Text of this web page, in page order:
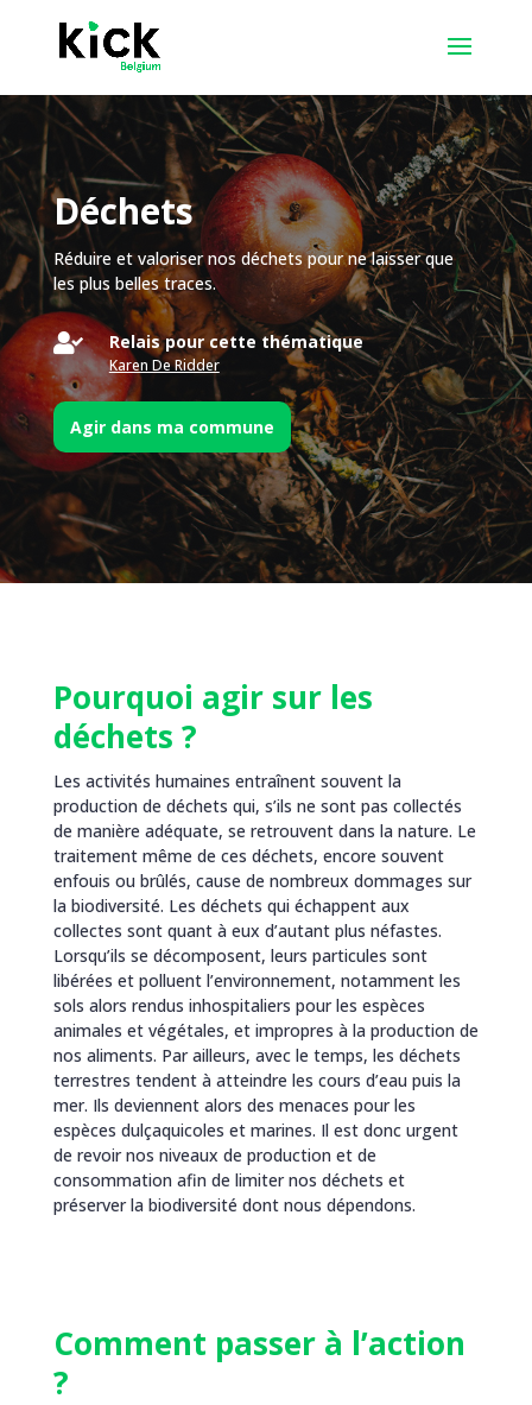
Déchets
Réduire et valoriser nos déchets pour ne laisser que
les plus belles traces.
 Relais pour cette thématique
Karen De Ridder
Agir dans ma commune
Pourquoi agir sur les
déchets ?
Les activités humaines entraînent souvent la
production de déchets qui, s’ils ne sont pas collectés
de manière adéquate, se retrouvent dans la nature. Le
traitement même de ces déchets, encore souvent
enfouis ou brûlés, cause de nombreux dommages sur
la biodiversité. Les déchets qui échappent aux
collectes sont quant à eux d’autant plus néfastes.
Lorsqu’ils se décomposent, leurs particules sont
libérées et polluent l’environnement, notamment les
sols alors rendus inhospitaliers pour les espèces
animales et végétales, et impropres à la production de
nos aliments. Par ailleurs, avec le temps, les déchets
terrestres tendent à atteindre les cours d’eau puis la
mer. Ils deviennent alors des menaces pour les
espèces dulçaquicoles et marines. Il est donc urgent
de revoir nos niveaux de production et de
consommation afin de limiter nos déchets et
préserver la biodiversité dont nous dépendons.
Comment passer à l’action
?